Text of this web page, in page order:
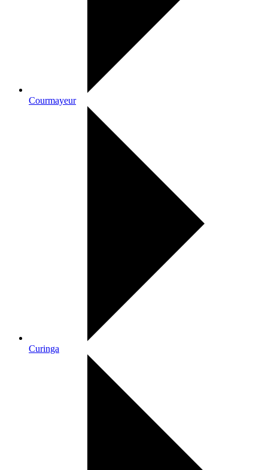
Courmayeur
Curinga